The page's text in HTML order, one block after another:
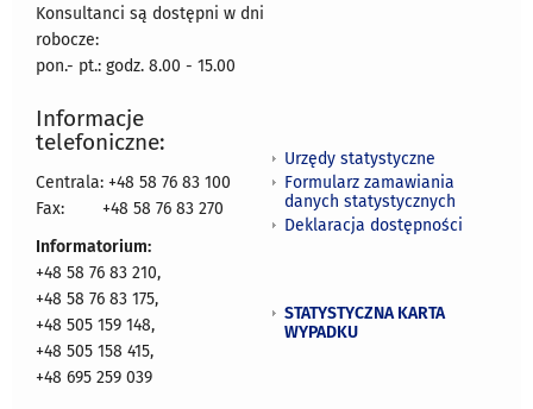
Konsultanci są dostępni w dni
robocze:
pon.- pt.: godz. 8.00 - 15.00
Informacje
telefoniczne:
Centrala: +48 58 76 83 100
Fax:
+48 58 76 83 270
Informatorium:
+48 58 76 83 210,
+48 58 76 83 175,
+48 505 159 148,
+48 505 158 415,
+48 695 259 039
Urzędy statystyczne
Formularz zamawiania
danych statystycznych
Deklaracja dostępności
STATYSTYCZNA KARTA
WYPADKU